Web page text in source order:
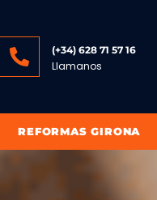
(+34) 628 71 57 16
Llamanos
REFORMAS GIRONA